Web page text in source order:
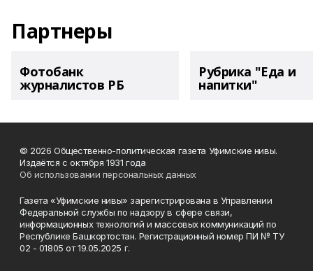
Партнеры
Фотобанк
журналистов РБ
Рубрика "Еда и
напитки"
© 2026 Общественно-политическая газета Уфимские нивы.
Издаётся с октября 1931 года
Об использовании персональных данных
Газета «Уфимские нивы» зарегистрирована в Управлении
Федеральной службы по надзору в сфере связи,
информационных технологий и массовых коммуникаций по
Республике Башкортостан. Регистрационный номер ПИ № ТУ
02 - 01805 от 19.05.2025 г.